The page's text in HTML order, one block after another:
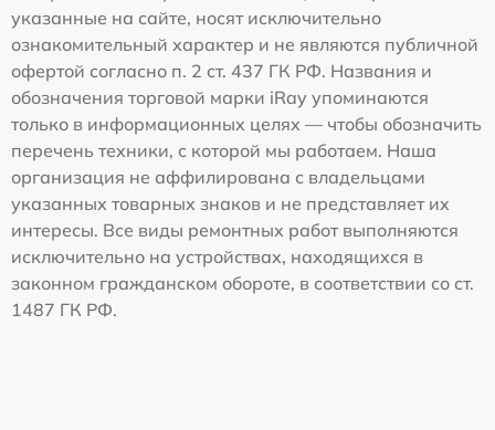
указанные на сайте, носят исключительно
ознакомительный характер и не являются публичной
офертой согласно п. 2 ст. 437 ГК РФ. Названия и
обозначения торговой марки iRay упоминаются
только в информационных целях — чтобы обозначить
перечень техники, с которой мы работаем. Наша
организация не аффилирована с владельцами
указанных товарных знаков и не представляет их
интересы. Все виды ремонтных работ выполняются
исключительно на устройствах, находящихся в
законном гражданском обороте, в соответствии со ст.
1487 ГК РФ.